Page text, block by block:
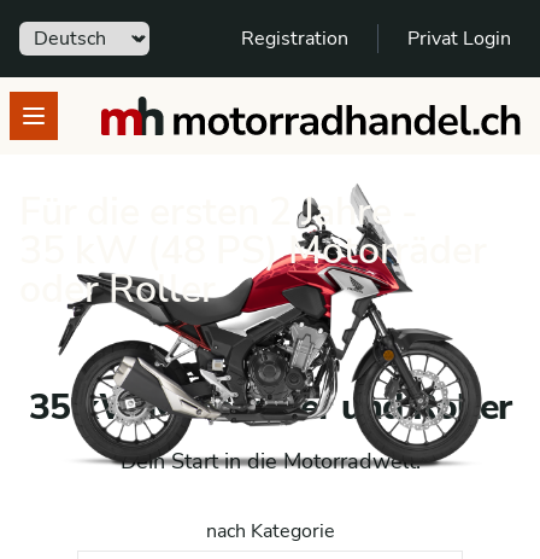
Sprache Registration Privat Login
Open menumotorradhandel.ch
Für die ersten 2 Jahre -
35 kW (48 PS) Motorräder
oder Roller
35 kW Motorräder und Roller
Dein Start in die Motorradwelt:
nach Kategorie